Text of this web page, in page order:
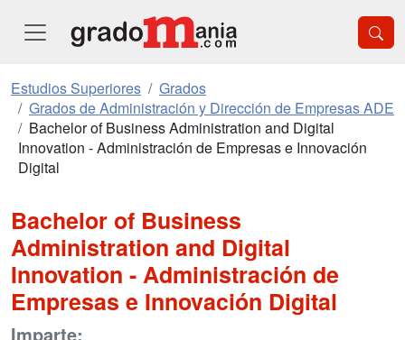
Estudios Superiores
Grados
Grados de Administración y Dirección de Empresas ADE
Bachelor of Business Administration and Digital
Innovation - Administración de Empresas e Innovación
Digital
Bachelor of Business
Administration and Digital
Innovation - Administración de
Empresas e Innovación Digital
Imparte: